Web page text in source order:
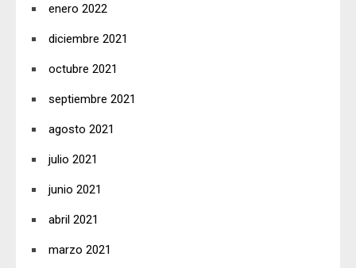
enero 2022
diciembre 2021
octubre 2021
septiembre 2021
agosto 2021
julio 2021
junio 2021
abril 2021
marzo 2021